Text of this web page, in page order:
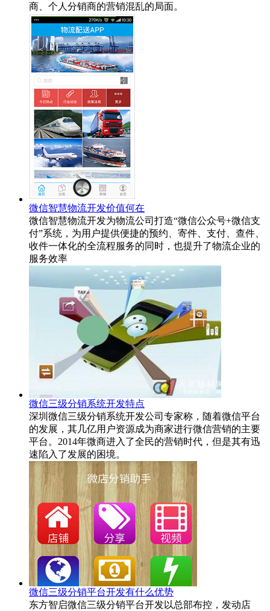
商、个人分销商的营销混乱的局面。
微信智慧物流开发价值何在
微信智慧物流开发为物流公司打造“微信公众号+微信支
付”系统，为用户提供便捷的预约、寄件、支付、查件、
收件一体化的全流程服务的同时，也提升了物流企业的
服务效率
微信三级分销系统开发特点
深圳微信三级分销系统开发公司专家称，随着微信平台
的发展，其几亿用户资源成为商家进行微信营销的主要
平台。2014年微商进入了全民的营销时代，但是其有迅
速陷入了发展的困境。
微信三级分销平台开发有什么优势
东方智启微信三级分销平台开发以总部布控，发动店